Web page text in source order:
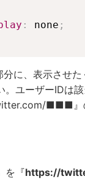
: none ;
に、表示させた
。ユーザーIDは
■■■』
を『https://